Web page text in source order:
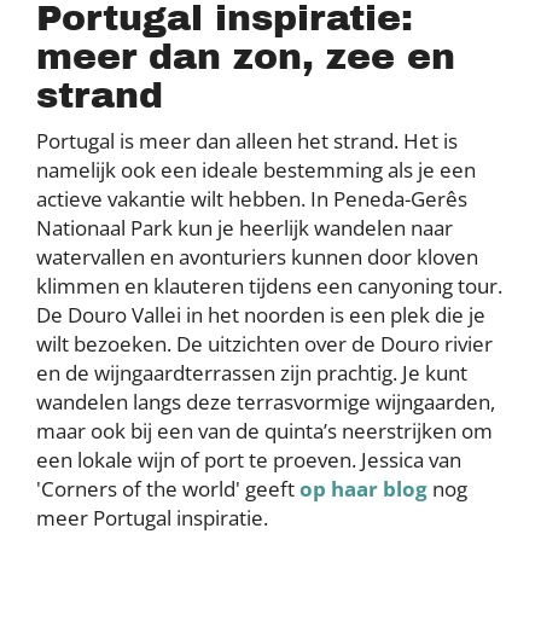
Portugal inspiratie:
meer dan zon, zee en
strand
Portugal is meer dan alleen het strand. Het is
namelijk ook een ideale bestemming als je een
actieve vakantie wilt hebben. In Peneda-Gerês
Nationaal Park kun je heerlijk wandelen naar
watervallen en avonturiers kunnen door kloven
klimmen en klauteren tijdens een canyoning tour.
De Douro Vallei in het noorden is een plek die je
wilt bezoeken. De uitzichten over de Douro rivier
en de wijngaardterrassen zijn prachtig. Je kunt
wandelen langs deze terrasvormige wijngaarden,
maar ook bij een van de quinta’s neerstrijken om
een lokale wijn of port te proeven. Jessica van
'Corners of the world' geeftop haar blog nog
meer Portugal inspiratie.